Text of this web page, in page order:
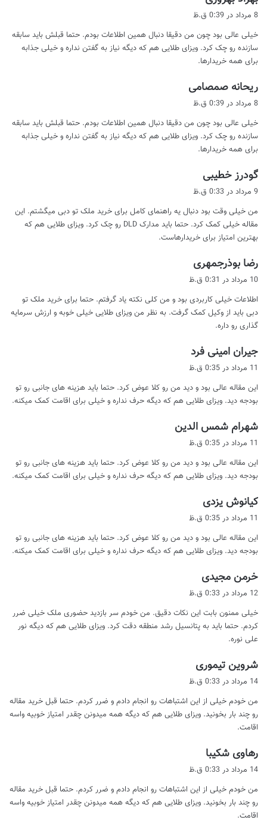
ف
:
8 مرداد در 0:39 ق.ظ
خیلی عالی بود چون من دقیقا دنبال همین اطلاعات بودم. حتما قبلش باید سابقه
سازنده رو چک کرد. ویزای طلایی هم که دیگه نیاز به گفتن نداره و خیلی جذابه
برای همه خریدارها.
ریحانه صمصامی
:
8 مرداد در 0:39 ق.ظ
خیلی عالی بود چون من دقیقا دنبال همین اطلاعات بودم. حتما قبلش باید سابقه
سازنده رو چک کرد. ویزای طلایی هم که دیگه نیاز به گفتن نداره و خیلی جذابه
برای همه خریدارها.
گودرز خطیبی
:
9 مرداد در 0:33 ق.ظ
من خیلی وقت بود دنبال یه راهنمای کامل برای خرید ملک تو دبی میگشتم. این
مقاله خیلی کمک کرد. حتما باید مدارک DLD رو چک کرد. ویزای طلایی هم که
بهترین امتیاز برای خریدارهاست.
رضا بوذرجمهری
ف
:
10 مرداد در 0:31 ق.ظ
اطلاعات خیلی کاربردی بود و من کلی نکته یاد گرفتم. حتما برای خرید ملک تو
دبی باید از وکیل کمک گرفت. به نظر من ویزای طلایی خیلی خوبه و ارزش سرمایه
گذاری رو داره.
جیران امینی فرد
ف
:
11 مرداد در 0:35 ق.ظ
این مقاله عالی بود و دید من رو کلا عوض کرد. حتما باید هزینه های جانبی رو تو
بودجه دید. ویزای طلایی هم که دیگه حرف نداره و خیلی برای اقامت کمک میکنه.
شهرام شمس الدین
:
11 مرداد در 0:35 ق.ظ
این مقاله عالی بود و دید من رو کلا عوض کرد. حتما باید هزینه های جانبی رو تو
بودجه دید. ویزای طلایی هم که دیگه حرف نداره و خیلی برای اقامت کمک میکنه.
کیانوش یزدی
ف
:
11 مرداد در 0:35 ق.ظ
این مقاله عالی بود و دید من رو کلا عوض کرد. حتما باید هزینه های جانبی رو تو
بودجه دید. ویزای طلایی هم که دیگه حرف نداره و خیلی برای اقامت کمک میکنه.
خرمن مجیدی
ف
:
12 مرداد در 0:33 ق.ظ
خیلی ممنون بابت این نکات دقیق. من خودم سر بازدید حضوری ملک خیلی ضرر
کردم. حتما باید به پتانسیل رشد منطقه دقت کرد. ویزای طلایی هم که دیگه نور
علی نوره.
شروین تیموری
ف
:
14 مرداد در 0:33 ق.ظ
من خودم خیلی از این اشتباهات رو انجام دادم و ضرر کردم. حتما قبل خرید مقاله
رو چند بار بخونید. ویزای طلایی هم که دیگه همه میدونن چقدر امتیاز خوبیه واسه
اقامت.
رهاوی شکیبا
ف
:
14 مرداد در 0:33 ق.ظ
من خودم خیلی از این اشتباهات رو انجام دادم و ضرر کردم. حتما قبل خرید مقاله
رو چند بار بخونید. ویزای طلایی هم که دیگه همه میدونن چقدر امتیاز خوبیه واسه
اقامت.